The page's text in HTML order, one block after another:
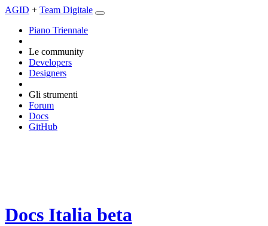
AGID + Team Digitale
Piano Triennale
Le community
Developers
Designers
Gli strumenti
Forum
Docs
GitHub
Docs Italia beta